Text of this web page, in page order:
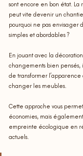
sont encore en bon état. La
peut vite devenir un
pourquoi ne pas envisager
simples et abordables ?
En jouant avec la
changements bien pensés,
de transformer l’apparence
changer les meubles.
Cette approche vous
économies, mais
empreinte écologique en
actuels.